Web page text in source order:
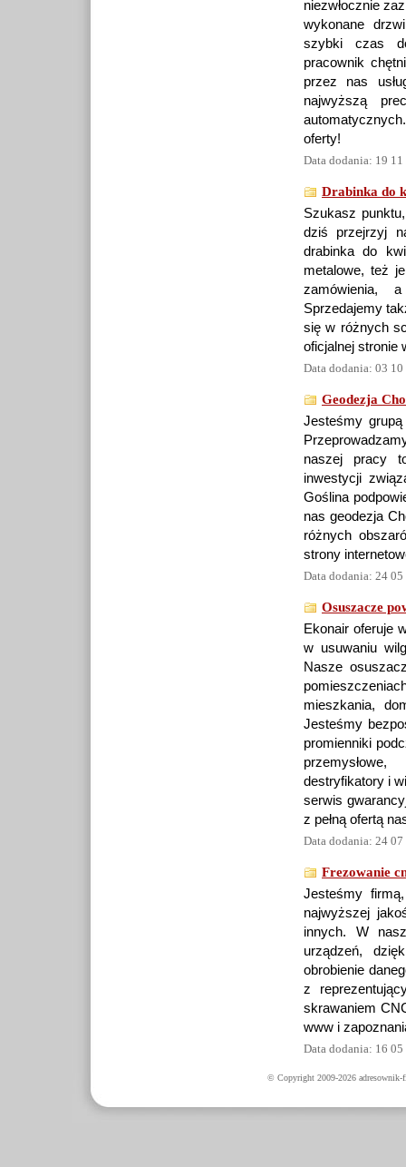
niezwłocznie
wykonane
szybki czas
pracownik
przez nas
najwyższą
oferty!
Data dodania: 19
Drabinka do
Szukasz
dziś przejrzyj
drabinka do
metalowe, też
zamówienia,
Sprzedajemy
się w różnych
oficjalnej stronie
Data dodania: 03
Geodezja
Jesteśmy
naszej pracy
inwestycji
Goślina
nas geodezja
różnych
strony
Data dodania: 24
Osuszacze
Ekonair oferuje
w usuwaniu
Nasze
mieszkania,
Jesteśmy
promienniki
destryfikatory i
serwis
z pełną ofertą
Data dodania: 24
Frezowanie
Jesteśmy
najwyższej
innych. W
urządzeń,
obrobienie
z
skrawaniem
www i
Data dodania: 16
© Copyright 2009-2026